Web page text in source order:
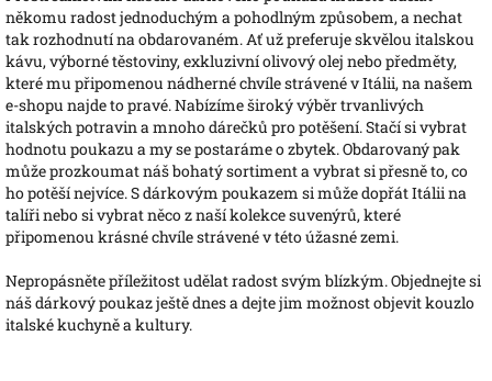
někomu radost jednoduchým a pohodlným způsobem, a nechat
tak rozhodnutí na obdarovaném. Ať už preferuje skvělou italskou
kávu, výborné těstoviny, exkluzivní olivový olej nebo předměty,
které mu připomenou nádherné chvíle strávené v Itálii, na našem
e-shopu najde to pravé. Nabízíme široký výběr trvanlivých
italských potravin a mnoho dárečků pro potěšení. Stačí si vybrat
hodnotu poukazu a my se postaráme o zbytek. Obdarovaný pak
může prozkoumat náš bohatý sortiment a vybrat si přesně to, co
ho potěší nejvíce. S dárkovým poukazem si může dopřát Itálii na
talíři nebo si vybrat něco z naší kolekce suvenýrů, které
připomenou krásné chvíle strávené v této úžasné zemi.
Nepropásněte příležitost udělat radost svým blízkým. Objednejte si
náš dárkový poukaz ještě dnes a dejte jim možnost objevit kouzlo
italské kuchyně a kultury.